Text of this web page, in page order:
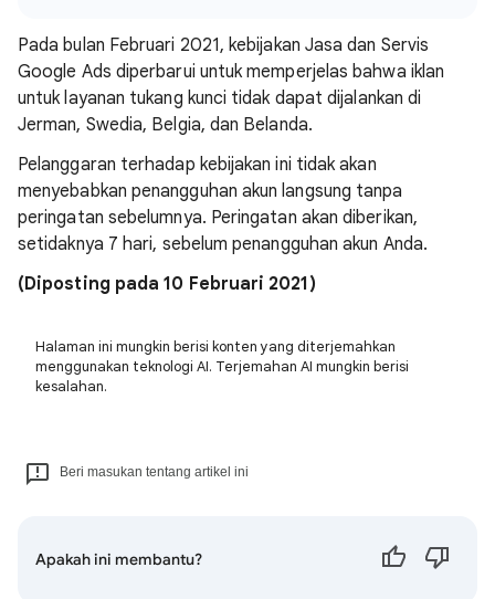
Pada bulan Februari 2021, kebijakan Jasa dan Servis
Google Ads diperbarui untuk memperjelas bahwa iklan
untuk layanan tukang kunci tidak dapat dijalankan di
Jerman, Swedia, Belgia, dan Belanda.
Pelanggaran terhadap kebijakan ini tidak akan
menyebabkan penangguhan akun langsung tanpa
peringatan sebelumnya. Peringatan akan diberikan,
setidaknya 7 hari, sebelum penangguhan akun Anda.
(Diposting pada 10 Februari 2021)
Halaman ini mungkin berisi konten yang diterjemahkan
menggunakan teknologi AI. Terjemahan AI mungkin berisi
kesalahan.
Beri masukan tentang artikel ini
Apakah ini membantu?